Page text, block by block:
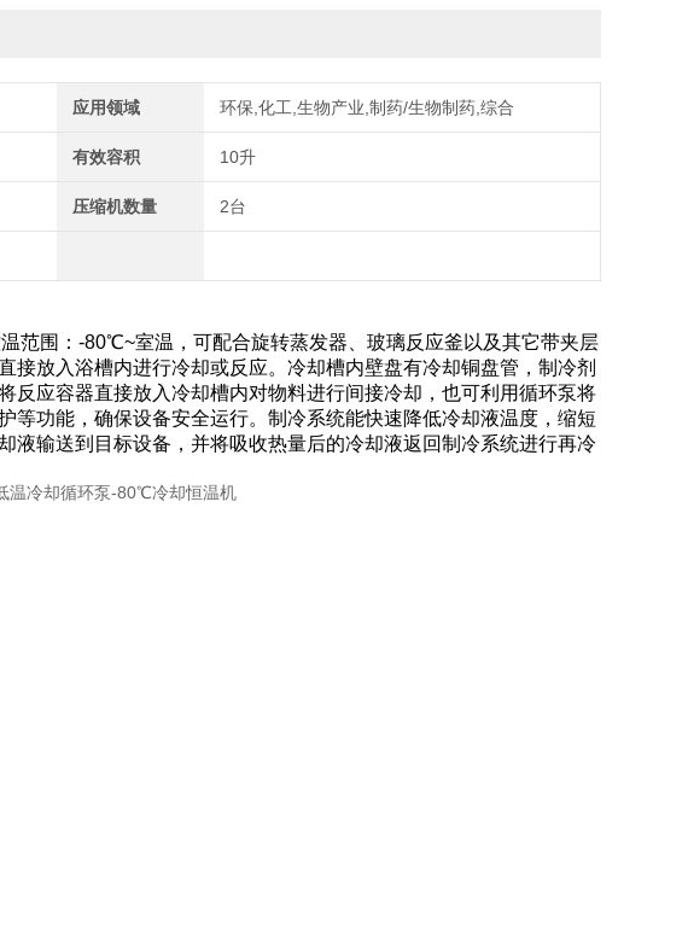
应用领域 环保,化工,生物产业,制药/生物制药,综合
有效容积 10升
压缩机数量 2台
范围：-80℃~室温，可配合旋转蒸发器、玻璃反应釜以及其它带夹层
放入浴槽内进行冷却或反应。冷却槽内壁盘有冷却铜盘管，制冷剂
反应容器直接放入冷却槽内对物料进行间接冷却，也可利用循环泵将
等功能，确保设备安全运行。制冷系统能快速降低冷却液温度，缩短
液输送到目标设备，并将吸收热量后的冷却液返回制冷系统进行再冷